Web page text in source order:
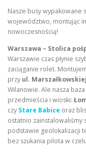
Nasze busy
województwo, montując
nowoczesnością!
Warszawa – Stolica
Warszawie czas płynie
zaciąganie rolet.
przy ul. Marszałkowskiej
Wilanowie. Ale nasza
przedmieścia i wioski:
czy Stare Babice oraz
ostatnio zainstalowaliśmy
podstawie geolokalizacji
bez szukania pilota w